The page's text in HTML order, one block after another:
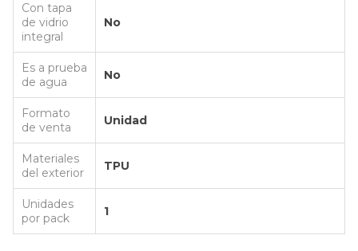
Con tapa
de vidrio
integral
No
Es a prueba
de agua
No
Formato
de venta
Unidad
Materiales
del exterior
TPU
Unidades
por pack
1